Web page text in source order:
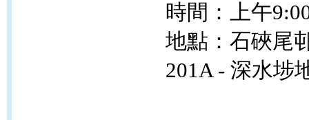
時間：上午
地點：石硤尾
201A - 深水埗